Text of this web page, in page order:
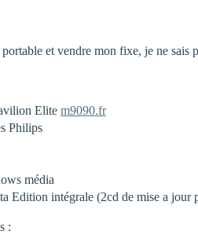
et vendre mon fixe, je ne
Elite m9090.fr
Philips
média
Edition intégrale (2cd de mise a jour
: